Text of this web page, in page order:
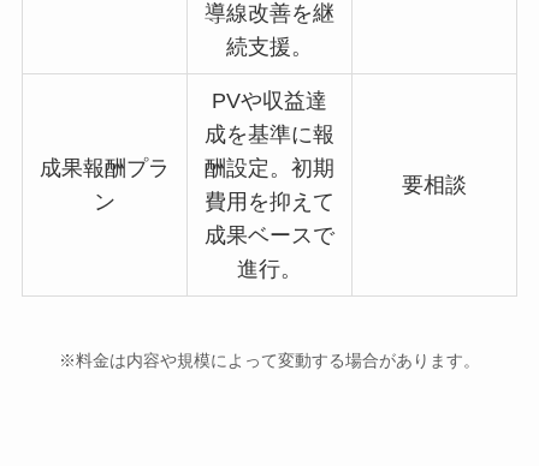
導線改善を継
続支援。
成果報酬プラ
ン
PVや収益達
成を基準に報
酬設定。初期
費用を抑えて
成果ベースで
進行。
要相談
※料金は内容や規模によって変動する場合があります。